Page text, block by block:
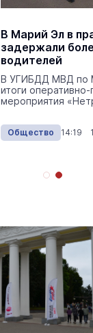
В Марий Эл в
задержали
водителей
В УГИБДД МВД по
итоги
мероприятия
Общество 14:19